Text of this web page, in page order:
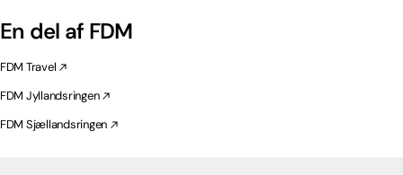
En del af FDM
FDM Travel
FDM Jyllandsringen
FDM Sjællandsringen